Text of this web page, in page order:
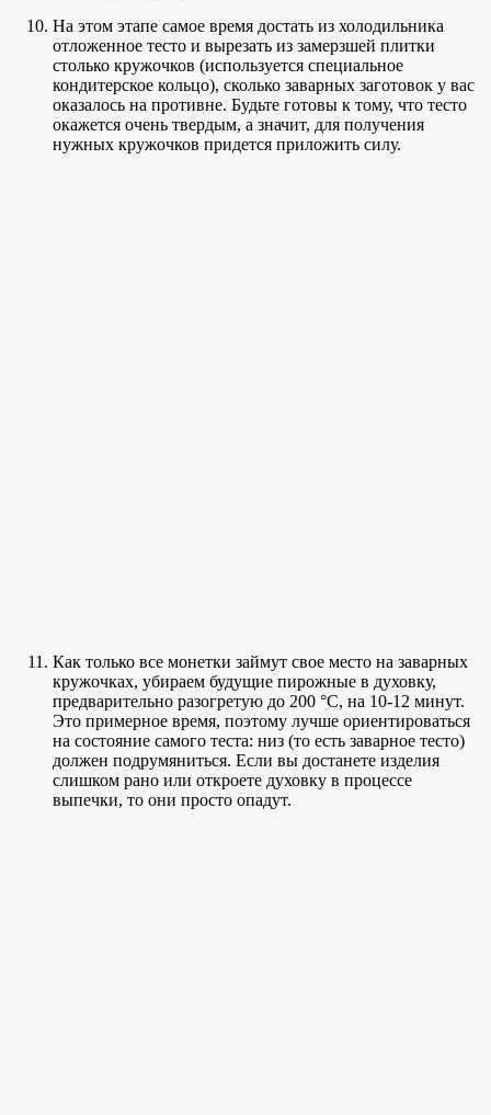
На этом этапе самое время достать из холодильника
отложенное тесто и вырезать из замерзшей плитки
столько кружочков (используется специальное
кондитерское кольцо), сколько заварных заготовок у вас
оказалось на противне. Будьте готовы к тому, что тесто
окажется очень твердым, а значит, для получения
нужных кружочков придется приложить силу.
Как только все монетки займут свое место на заварных
кружочках, убираем будущие пирожные в духовку,
предварительно разогретую до 200 °C, на 10-12 минут.
Это примерное время, поэтому лучше ориентироваться
на состояние самого теста: низ (то есть заварное тесто)
должен подрумяниться. Если вы достанете изделия
слишком рано или откроете духовку в процессе
выпечки, то они просто опадут.